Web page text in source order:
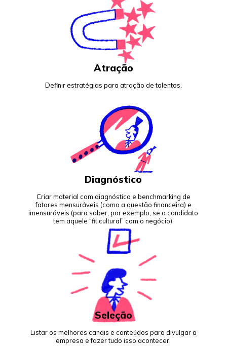
Atração
Definir estratégias para atração de talentos.
Diagnóstico
Criar material com diagnóstico e benchmarking de
fatores mensuráveis (como a questão financeira) e
imensuráveis (para saber, por exemplo, se o candidato
tem aquele “fit cultural” com o negócio).
Seleção
Listar os melhores canais e conteúdos para divulgar a
empresa e fazer tudo isso acontecer.